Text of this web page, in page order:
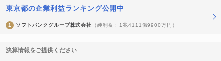
東京都の企業利益ランキング公開中
1 ソフトバンクグループ株式会社 （純利益 : 1兆4111億9900万円）
決算情報をご提供ください